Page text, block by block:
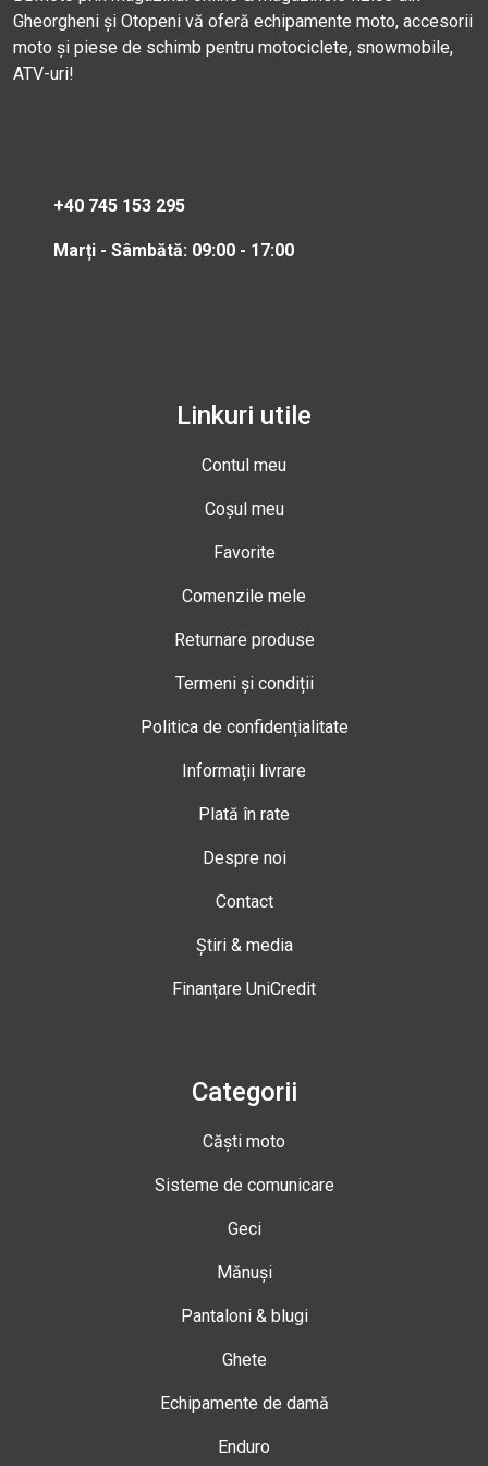
Gheorgheni și Otopeni vă oferă echipamente moto, accesorii
moto și piese de schimb pentru motociclete, snowmobile,
ATV-uri!
+40 745 153 295
Marți - Sâmbătă: 09:00 - 17:00
Linkuri utile
Contul meu
Coșul meu
Favorite
Comenzile mele
Returnare produse
Termeni și condiții
Politica de confidențialitate
Informații livrare
Plată în rate
Despre noi
Contact
Știri & media
Finanțare UniCredit
Categorii
Căști moto
Sisteme de comunicare
Geci
Mănuși
Pantaloni & blugi
Ghete
Echipamente de damă
Enduro